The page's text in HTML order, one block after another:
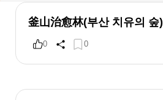
釜山治愈林(부산 치유의 숲)
0 0